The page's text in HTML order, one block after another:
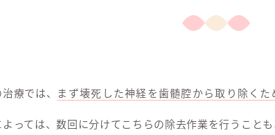
療では、 まず壊死した神経を歯髄腔から取り除くた
っては、数回に分けてこちらの除去作業を行うことも